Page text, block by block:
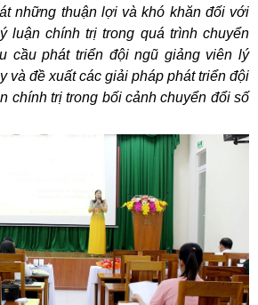
những thuận lợi và khó khăn đối với
luận chính trị trong quá trình chuyển
cầu phát triển đội ngũ giảng viên lý
và đề xuất các giải pháp phát triển đội
chính trị trong bối cảnh chuyển đổi số